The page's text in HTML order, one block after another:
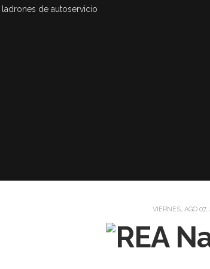
ladrones de autoservicio
VIERNES, AGO 07,